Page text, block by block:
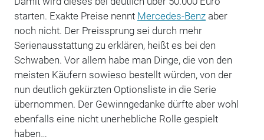
starten. Exakte Preise nennt Mercedes-Benzaber
noch nicht. Der Preissprung sei durch mehr
Serienausstattung zu erklären, heißt es bei den
Schwaben. Vor allem habe man Dinge, die von den
meisten Käufern sowieso bestellt würden, von der
nun deutlich gekürzten Optionsliste in die Serie
übernommen. Der Gewinngedanke dürfte aber wohl
ebenfalls eine nicht unerhebliche Rolle gespielt
haben…